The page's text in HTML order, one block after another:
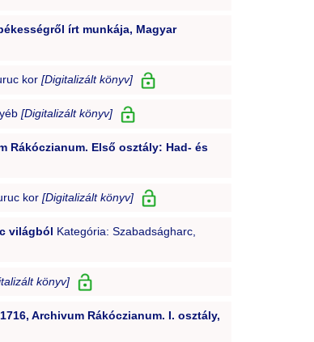
írt munkája, Magyar
kor [Digitalizált könyv]
[Digitalizált könyv]
Rákóczianum. Első osztály: Had- és
kor [Digitalizált könyv]
világból Kategória: Szabadságharc,
könyv]
Archivum Rákóczianum. I. osztály,